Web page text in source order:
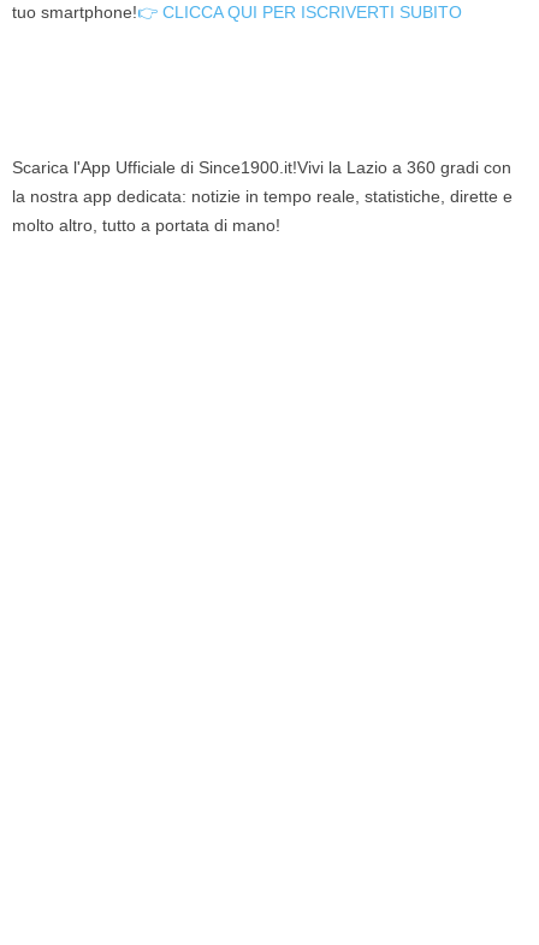
tuo smartphone!👉 CLICCA QUI PER ISCRIVERTI SUBITO
Scarica l'App Ufficiale di Since1900.it!Vivi la Lazio a 360 gradi con
la nostra app dedicata: notizie in tempo reale, statistiche, dirette e
molto altro, tutto a portata di mano!